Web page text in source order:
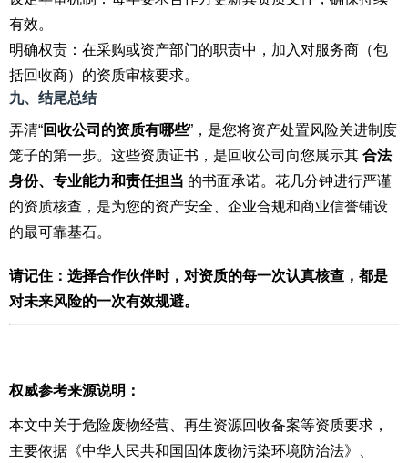
有效。
明确权责：在采购或资产部门的职责中，加入对服务商（包
括回收商）的资质审核要求。
九、结尾总结
弄清“回收公司的资质有哪些”，是您将资产处置风险关进制度
笼子的第一步。这些资质证书，是回收公司向您展示其 合法
身份、专业能力和责任担当 的书面承诺。花几分钟进行严谨
的资质核查，是为您的资产安全、企业合规和商业信誉铺设
的最可靠基石。
请记住：选择合作伙伴时，对资质的每一次认真核查，都是
对未来风险的一次有效规避。
权威参考来源说明：
本文中关于危险废物经营、再生资源回收备案等资质要求，
主要依据《中华人民共和国固体废物污染环境防治法》、